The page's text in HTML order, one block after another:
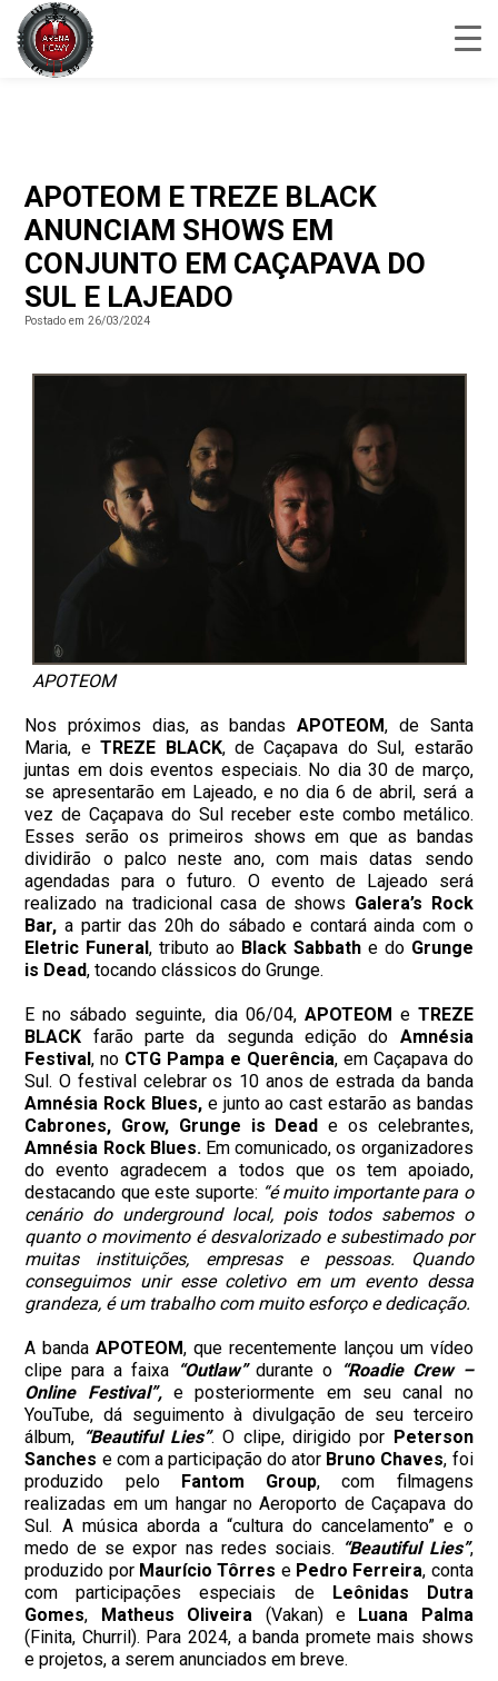
APOTEOM E TREZE BLACK
ANUNCIAM SHOWS EM
CONJUNTO EM CAÇAPAVA DO
SUL E LAJEADO
Postado em 26/03/2024
APOTEOM
Nos próximos dias, as bandasAPOTEOM, de Santa
Maria, eTREZE BLACK, de Caçapava do Sul, estarão
juntas em dois eventos especiais. No dia 30 de março,
se apresentarão em Lajeado, e no dia 6 de abril, será a
vez de Caçapava do Sul receber este combo metálico.
Esses serão os primeiros shows em que as bandas
dividirão o palco neste ano, com mais datas sendo
agendadas para o futuro. O evento de Lajeado será
realizado na tradicional casa de shows Galera’s Rock
Bar, a partir das 20h do sábado e contará ainda com o
Eletric Funeral, tributo ao Black Sabbath e do Grunge
is Dead, tocando clássicos do Grunge.
E no sábado seguinte, dia 06/04, APOTEOM eTREZE
BLACK farão parte da segunda edição do Amnésia
Festival, no CTG Pampa e Querência, em Caçapava do
Sul. O festival celebrar os 10 anos de estrada da banda
Amnésia Rock Blues, e junto ao cast estarão as bandas
Cabrones, Grow, Grunge is Deade os celebrantes,
Amnésia Rock Blues. Em comunicado, os organizadores
do evento agradecem a todos que os tem apoiado,
destacando que este suporte: “é muito importante para o
cenário do underground local, pois todos sabemos o
quanto o movimento é desvalorizado e subestimado por
muitas instituições, empresas e pessoas. Quando
conseguimos unir esse coletivo em um evento dessa
grandeza, é um trabalho com muito esforço e dedicação.
A bandaAPOTEOM, que recentemente lançou um vídeo
clipe para a faixa “Outlaw”durante o “Roadie Crew –
Online Festival”,e posteriormente em seu canal no
YouTube, dá seguimento à divulgação de seu terceiro
álbum, “Beautiful Lies”. O clipe, dirigido por Peterson
Sanches e com a participação do ator Bruno Chaves, foi
produzido pelo
Fantom Group, com filmagens
realizadas em um hangar no Aeroporto de Caçapava do
Sul. A música aborda a “cultura do cancelamento” e o
medo de se expor nas redes sociais. “Beautiful Lies”,
produzido por Maurício Tôrres e Pedro Ferreira, conta
com participações especiais de
Leônidas Dutra
Gomes, Matheus Oliveira (Vakan) e
Luana Palma
(Finita, Churril). Para 2024, a banda promete mais shows
e projetos, a serem anunciados em breve.